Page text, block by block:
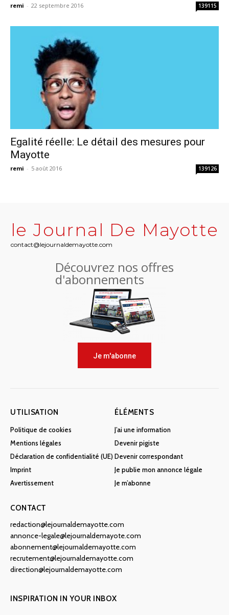
remi - 22 septembre 2016 139115
Egalité réelle: Le détail des mesures pour
Mayotte
remi - 5 août 2016 139126
le Journal De Mayotte
contact@lejournaldemayotte.com
Découvrez nos offres
d'abonnements
Je m'abonne
UTILISATION
Politique de cookies
Mentions légales
Déclaration de confidentialité (UE)
Imprint
Avertissement
ÉLÉMENTS
J’ai une information
Devenir pigiste
Devenir correspondant
Je publie mon annonce légale
Je m’abonne
CONTACT
redaction@lejournaldemayotte.com
annonce-legale@lejournaldemayote.com
abonnement@lejournaldemayotte.com
recrutement@lejournaldemayotte.com
direction@lejournaldemayotte.com
INSPIRATION IN YOUR INBOX